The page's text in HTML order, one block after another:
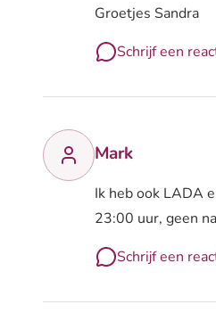
Groetjes Sandra
Schrijf een
Mark
Ik heb ook LADA
23:00 uur, geen
Schrijf een